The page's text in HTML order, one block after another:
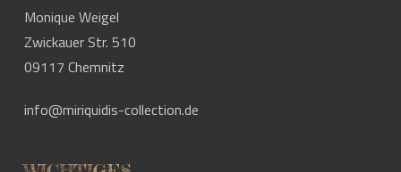
Monique Weigel
Zwickauer Str. 510
09117 Chemnitz
info@miriquidis-collection.de